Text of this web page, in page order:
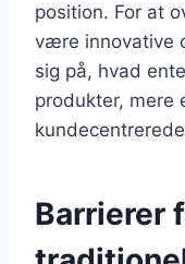
position. For at
være innovative
sig på, hvad
produkter, mere
Barrierer